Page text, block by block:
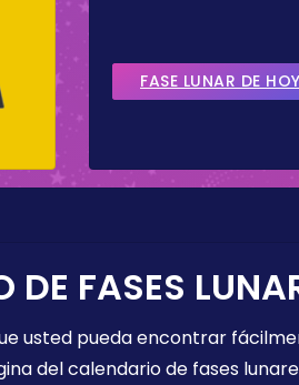
FASE LUNAR DE HOY
FASES
usted pueda encontrar
del calendario de fases